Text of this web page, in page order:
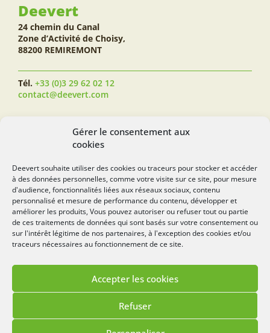
Gérer le consentement aux
cookies
Deevert souhaite utiliser des cookies ou traceurs pour stocker et accéder
à des données personnelles, comme votre visite sur ce site, pour mesure
d'audience, fonctionnalités liées aux réseaux sociaux, contenu
personnalisé et mesure de performance du contenu, développer et
améliorer les produits, Vous pouvez autoriser ou refuser tout ou partie
de ces traitements de données qui sont basés sur votre consentement ou
sur l'intérêt légitime de nos partenaires, à l'exception des cookies et/ou
traceurs nécessaires au fonctionnement de ce site.
Accepter les cookies
Refuser
Deevert
24 chemin du Canal
Zone d’Activité de Choisy,
88200 REMIREMONT
Tél. +33 (0)3 29 62 02 12
contact@deevert.com
SUIVEZ-NOUS...
deevert.com
Mentions légales Politique de cookies